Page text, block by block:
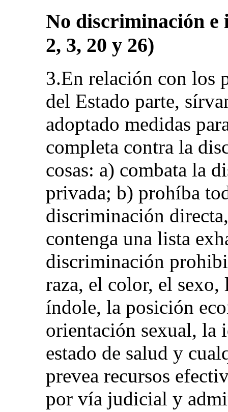
No discriminación e
2, 3, 20 y 26)
3.En relación con los
del Estado parte,
adoptado medidas
completa contra la
cosas: a) combata la
privada; b) prohíba
discriminación
contenga una lista
discriminación
raza, el color, el
índole, la posición
orientación sexual, la
estado de salud y
prevea recursos
por vía judicial y